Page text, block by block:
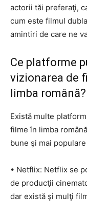
actorii tăi preferaţi,
cum este filmul
amintiri de care ne
Ce platforme
vizionarea de
limba română?
Există multe
filme în limba
bune şi mai
• Netflix: Netflix se
de producţii
dar există şi mulţi